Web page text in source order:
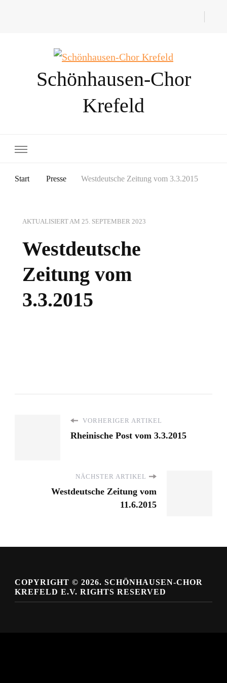
Schönhausen-Chor
Krefeld
Start Presse Westdeutsche Zeitung vom 3.3.2015
AKTUALISIERT AM 25. SEPTEMBER 2023
Westdeutsche
Zeitung vom
3.3.2015
VORHERIGER ARTIKEL
Rheinische Post vom 3.3.2015
NÄCHSTER ARTIKEL
Westdeutsche Zeitung vom
11.6.2015
COPYRIGHT © 2026. SCHÖNHAUSEN-CHOR
KREFELD E.V. RIGHTS RESERVED